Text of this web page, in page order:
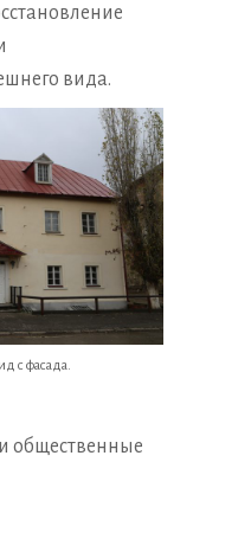
вида.
с фасада.
общественные